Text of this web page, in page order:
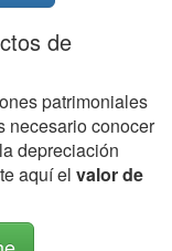
de
patrimoniales
necesario conocer
depreciación
aquí el valor de